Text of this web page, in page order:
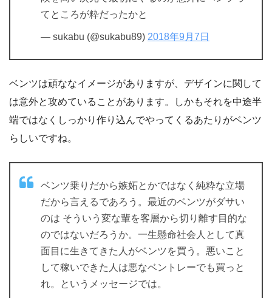
てところが粋だったかと
— sukabu (@sukabu89) 2018年9月7日
ベンツは頑ななイメージがありますが、デザインに関して
は意外と攻めていることがあります。しかもそれを中途半
端ではなくしっかり作り込んでやってくるあたりがベンツ
らしいですね。
ベンツ乗りだから嫉妬とかではなく純粋な立場
だから言えるであろう。最近のベンツがダサい
のは そういう変な輩を客層から切り離す目的な
のではないだろうか。一生懸命社会人として真
面目に生きてきた人がベンツを買う。悪いこと
して稼いできた人は悪なベントレーでも買っと
れ。というメッセージでは。